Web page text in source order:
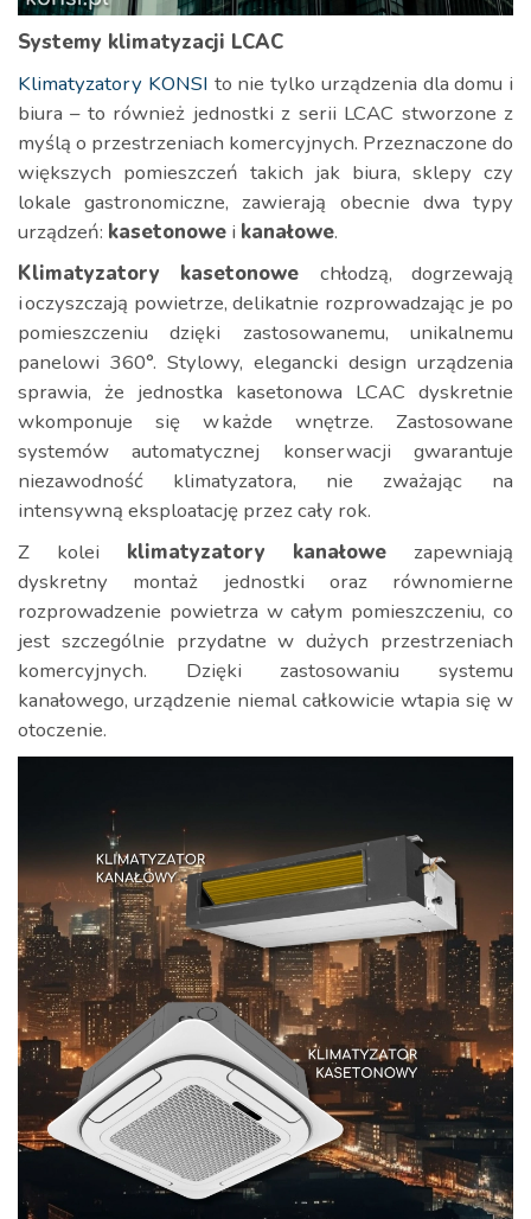
Systemy klimatyzacji LCAC
Klimatyzatory KONSI to nie tylko urządzenia dla domu i
biura – to również jednostki z serii LCAC stworzone z
myślą o przestrzeniach komercyjnych. Przeznaczone do
większych pomieszczeń takich jak biura, sklepy czy
lokale gastronomiczne, zawierają obecnie dwa typy
urządzeń: kasetonowe i kanałowe.
Klimatyzatory kasetonowe chłodzą, dogrzewają
i oczyszczają powietrze, delikatnie rozprowadzając je po
pomieszczeniu dzięki zastosowanemu, unikalnemu
panelowi 360°. Stylowy, elegancki design urządzenia
sprawia, że jednostka kasetonowa LCAC dyskretnie
wkomponuje się w każde wnętrze. Zastosowane
systemów automatycznej konserwacji gwarantuje
niezawodność klimatyzatora, nie zważając na
intensywną eksploatację przez cały rok.
Z kolei klimatyzatory kanałowe zapewniają
dyskretny montaż jednostki oraz równomierne
rozprowadzenie powietrza w całym pomieszczeniu, co
jest szczególnie przydatne w dużych przestrzeniach
komercyjnych. Dzięki zastosowaniu systemu
kanałowego, urządzenie niemal całkowicie wtapia się w
otoczenie.